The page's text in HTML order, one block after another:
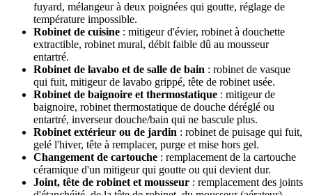
fuyard, mélangeur à deux poignées qui goutte, réglage de
température impossible.
Robinet de cuisine : mitigeur d'évier, robinet à douchette
extractible, robinet mural, débit faible dû au mousseur
entartré.
Robinet de lavabo et de salle de bain : robinet de vasque
qui fuit, mitigeur de lavabo grippé, tête de robinet usée.
Robinet de baignoire et thermostatique : mitigeur de
baignoire, robinet thermostatique de douche déréglé ou
entartré, inverseur douche/bain qui ne bascule plus.
Robinet extérieur ou de jardin : robinet de puisage qui fuit,
gelé l'hiver, tête à remplacer, purge et mise hors gel.
Changement de cartouche : remplacement de la cartouche
céramique d'un mitigeur qui goutte ou qui devient dur.
Joint, tête de robinet et mousseur : remplacement des joints